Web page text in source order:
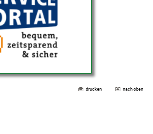
drucken nach oben